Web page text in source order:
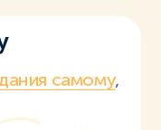
самому,